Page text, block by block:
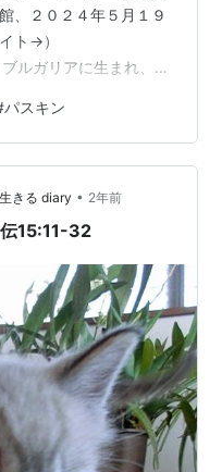
、２０２４年５月１９
ト→）
ルガリアに生まれ、ル
キン（１８８５年－
籍を取得するなど、ジ
様ざまな国々を越境し
、貧しいものや、は
コール・ド・パリの
パスキン
きる diary • 2年前
15:11-32